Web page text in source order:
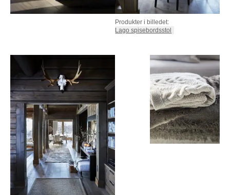
PUFFER
SOLSENGE
KRUKKER
KURVER
BILLEDER
Marbella
Palma
Produkter i billedet:
Lago spisebordsstol